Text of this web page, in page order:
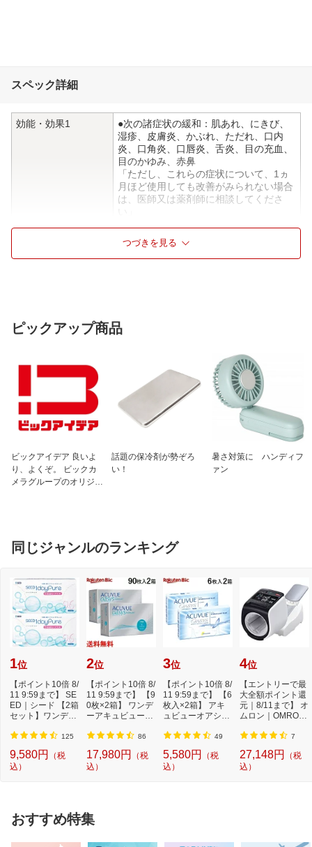
スペック詳細
効能・効果1
●次の諸症状の緩和：肌あれ、にきび、
湿疹、皮膚炎、かぶれ、ただれ、口内
炎、口角炎、口唇炎、舌炎、目の充血、
目のかゆみ、赤鼻
「ただし、これらの症状について、1ヵ
月ほど使用しても改善がみられない場合
は、医師又は薬剤師に相談してくださ
労時、妊娠・授乳期、病中病後の体力低
下時
11才〜14才：2錠：1回
11才未満：服用しないでください
＜用法・用量に関連する注意＞
（1）用法・用量を厳守してください
（2）小児に服用させる場合には、保護
者の指導監督のもとに服用させてくださ
い
（3）食前・食後にかかわらず、いつで
も服用できます
用法・用量3
（4）錠剤の取り出し方（30錠のみ）
錠剤の入っているPTPシートの凸部を
成分1
3錠（成人1日量）中
リン酸エステル） 38mg、ピリドキシ
ン塩酸塩（ビタミンB6） 50mg、チア
ミン硝化物（ビタミンB1硝酸塩） 10m
g、ニコチン酸アミド 40mg、ビオチ
ン 100μg、パントテン酸カルシウム
成分2
添加物：無水ケイ酸、セルロース、乳酸
Ca、ヒプロメロース、ヒドロキシプロピ
ルセルロース、マクロゴール、ステアリ
ン酸Mg、タルク、酸化チタン、トウモ
ロコシデンプン、酒石酸、三二酸化鉄、
ジメチルポリシロキサン、二酸化ケイ
素、ポリビニルアルコール・アクリル
酸・メタクリル酸メチル共重合体
つづきを見る
ピックアップ商品
ビックアイデア 良いよ
り、よくぞ。 ビックカ
メラグループのオリジナ
話題の保冷剤が勢ぞろ
い！
暑さ対策に ハンディフ
ァン
同じジャンルのランキング
1位
【ポイント10倍 8/
11 9:59まで】 SE
ED｜シード 【2箱
セット】ワンデー
125
9,580円
（税
込）
2位
【ポイント10倍 8/
11 9:59まで】 【9
0枚×2箱】 ワンデ
ーアキュビューオ
86
17,980円
（税
込）
3位
【ポイント10倍 8/
11 9:59まで】 【6
枚入×2箱】 アキ
ュビューオアシス
49
5,580円
（税
込）
4位
【エントリーで最
大全額ポイント還
元｜8/11まで】 オ
ムロン｜OMRON
ッ...
7
27,148円
（税
込）
おすすめ特集